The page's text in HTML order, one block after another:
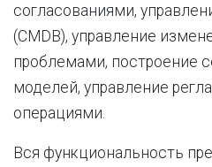
согласованиями,
(CMDB), управление
проблемами, построение
моделей, управление
операциями.
Вся функциональность